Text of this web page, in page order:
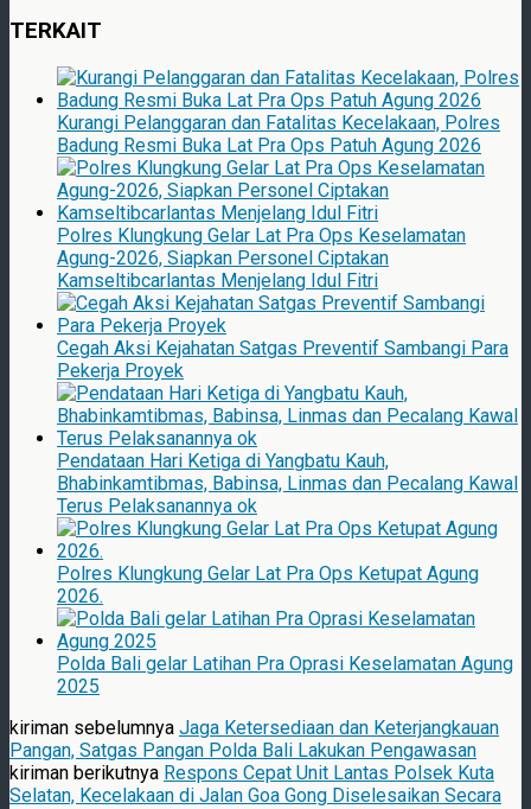
TERKAIT
Kurangi Pelanggaran dan Fatalitas Kecelakaan, Polres
Badung Resmi Buka Lat Pra Ops Patuh Agung 2026
Polres Klungkung Gelar Lat Pra Ops Keselamatan
Agung-2026, Siapkan Personel Ciptakan
Kamseltibcarlantas Menjelang Idul Fitri
Cegah Aksi Kejahatan Satgas Preventif Sambangi Para
Pekerja Proyek
Pendataan Hari Ketiga di Yangbatu Kauh,
Bhabinkamtibmas, Babinsa, Linmas dan Pecalang Kawal
Terus Pelaksanannya ok
Polres Klungkung Gelar Lat Pra Ops Ketupat Agung
2026.
Polda Bali gelar Latihan Pra Oprasi Keselamatan Agung
2025
kiriman sebelumnya Jaga Ketersediaan dan Keterjangkauan
Pangan, Satgas Pangan Polda Bali Lakukan Pengawasan
kiriman berikutnya Respons Cepat Unit Lantas Polsek Kuta
Selatan, Kecelakaan di Jalan Goa Gong Diselesaikan Secara